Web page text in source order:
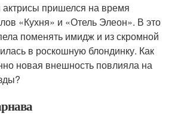
актрисы пришелся на время
«Кухня» и «Отель Элеон». В это
поменять имидж и из скромной
в роскошную блондинку. Как
новая внешность повлияла на